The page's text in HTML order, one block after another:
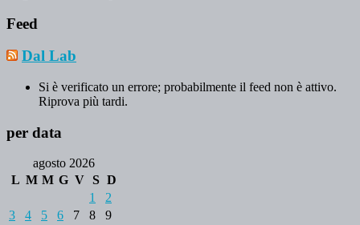
Feed
Dal Lab
Si è verificato un errore; probabilmente il feed non è attivo.
Riprova più tardi.
per data
agosto 2026
L M M G V S D
1
2
3
4 5 6 7 8
9